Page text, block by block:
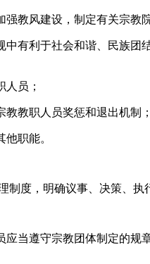
强教风建设，制定有关宗
中有利于社会和谐、民族
人员；
教教职人员奖惩和退出机制；
职能。
度，明确议事、决策、执
当遵守宗教团体制定的规章